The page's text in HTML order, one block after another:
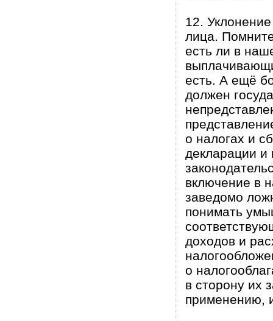
12.
лица.
есть ли в
есть. А ещё
должен
о налогах и
декларации и
включение в
заведомо
понимать
доходов и
о
в сторону их
применению,